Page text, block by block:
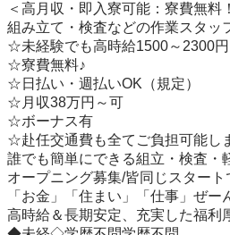
＜高月収・即入寮可能：寮費無料
組み立て・検査などの作業スタッ
☆未経験でも高時給1500～2300円
☆寮費無料♪
☆日払い・週払いOK（規定）
☆月収38万円～可
☆ボーナス有
☆赴任交通費も全てご負担可能し
誰でも簡単にできる組立・検査・
オープニング募集/皆同じスタート
「お金」「住まい」「仕事」ぜー
高時給＆長期安定、充実した福